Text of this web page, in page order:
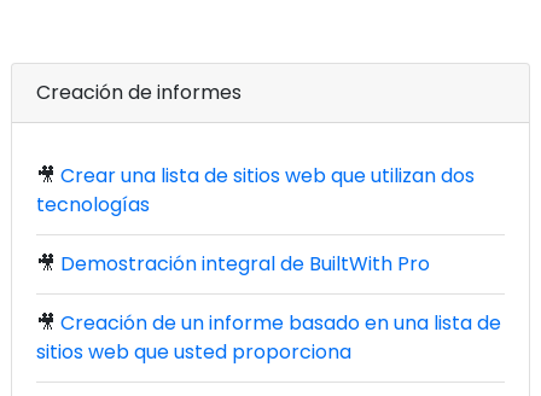
Creación de informes
🎥 Crear una lista de sitios web que utilizan dos
tecnologías
🎥 Demostración integral de BuiltWith Pro
🎥 Creación de un informe basado en una lista de
sitios web que usted proporciona